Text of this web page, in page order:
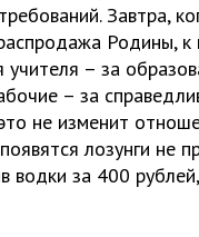
Завтра,
Родины, к
учителя – за
– за
не изменит
лозунги не
водки за 400